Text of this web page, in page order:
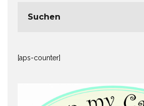
[aps-counter]